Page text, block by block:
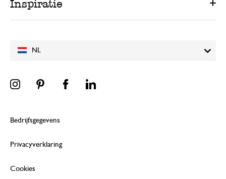
NL
Inspiratie
Bedrijfsgegevens
Privacyverklaring
Cookies